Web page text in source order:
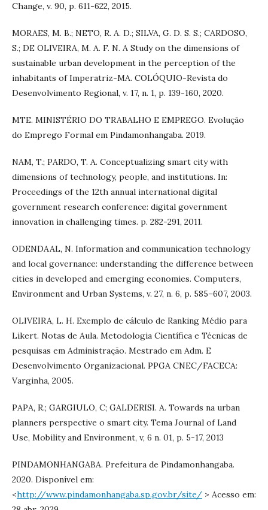
Change, v. 90, p. 611-622, 2015.
MORAES, M. B.; NETO, R. A. D.; SILVA, G. D. S. S.; CARDOSO,
S.; DE OLIVEIRA, M. A. F. N. A Study on the dimensions of
sustainable urban development in the perception of the
inhabitants of Imperatriz-MA. COLÓQUIO-Revista do
Desenvolvimento Regional, v. 17, n. 1, p. 139-160, 2020.
MTE. MINISTÉRIO DO TRABALHO E EMPREGO. Evolução
do Emprego Formal em Pindamonhangaba. 2019.
NAM, T.; PARDO, T. A. Conceptualizing smart city with
dimensions of technology, people, and institutions. In:
Proceedings of the 12th annual international digital
government research conference: digital government
innovation in challenging times. p. 282-291, 2011.
ODENDAAL, N. Information and communication technology
and local governance: understanding the difference between
cities in developed and emerging economies. Computers,
Environment and Urban Systems, v. 27, n. 6, p. 585–607, 2003.
OLIVEIRA, L. H. Exemplo de cálculo de Ranking Médio para
Likert. Notas de Aula. Metodologia Científica e Técnicas de
pesquisas em Administração. Mestrado em Adm. E
Desenvolvimento Organizacional. PPGA CNEC/FACECA:
Varginha, 2005.
PAPA, R.; GARGIULO, C; GALDERISI. A. Towards na urban
planners perspective o smart city. Tema Journal of Land
Use, Mobility and Environment, v, 6 n. 01, p. 5-17, 2013
PINDAMONHANGABA. Prefeitura de Pindamonhangaba.
2020. Disponível em:
<http://www.pindamonhangaba.sp.gov.br/site/ > Acesso em: